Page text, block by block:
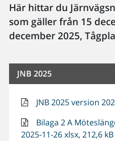
Här hittar du
som gäller från 15
december 2025,
JNB 2025
JNB 2025 version
Bilaga 2 A
2025-11-26 xlsx, 212,6 kB